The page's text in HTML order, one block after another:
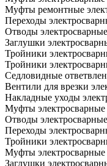
Муфты ремонтные
Переходы
Отводы
Заглушки
Тройники
Тройники
Седловидные
Вентили для врезки
Накладные уходы
Муфты
Отводы
Переходы
Тройники
Муфты
Заглушки